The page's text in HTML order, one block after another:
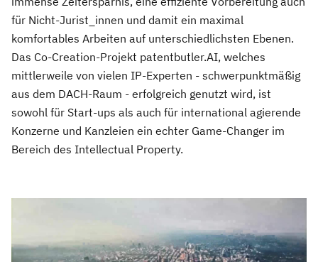
für Nicht-Jurist_innen und damit ein maximal
komfortables Arbeiten auf unterschiedlichsten Ebenen.
Das Co-Creation-Projekt patentbutler.AI, welches
mittlerweile von vielen IP-Experten - schwerpunktmäßig
aus dem DACH-Raum - erfolgreich genutzt wird, ist
sowohl für Start-ups als auch für international agierende
Konzerne und Kanzleien ein echter Game-Changer im
Bereich des Intellectual Property.